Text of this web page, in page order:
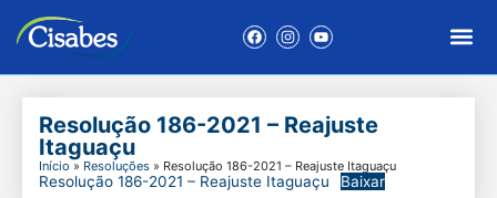
Resolução 186-2021 – Reajuste
Itaguaçu
Início » Resoluções » Resolução 186-2021 – Reajuste Itaguaçu
Resolução 186-2021 – Reajuste Itaguaçu Baixar